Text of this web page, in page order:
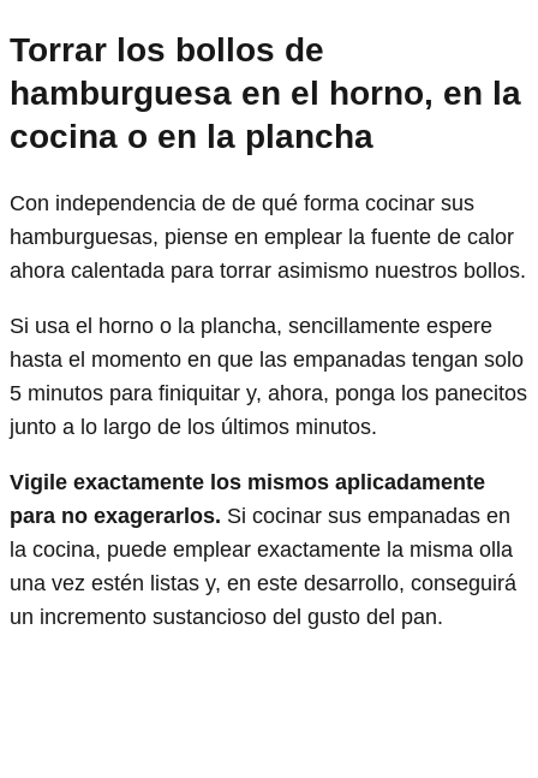
Torrar los bollos de
hamburguesa en el horno, en la
cocina o en la plancha
Con independencia de de qué forma cocinar sus
hamburguesas, piense en emplear la fuente de calor
ahora calentada para torrar asimismo nuestros bollos.
Si usa el horno o la plancha, sencillamente espere
hasta el momento en que las empanadas tengan solo
5 minutos para finiquitar y, ahora, ponga los panecitos
junto a lo largo de los últimos minutos.
Vigile exactamente los mismos aplicadamente
para no exagerarlos. Si cocinar sus empanadas en
la cocina, puede emplear exactamente la misma olla
una vez estén listas y, en este desarrollo, conseguirá
un incremento sustancioso del gusto del pan.